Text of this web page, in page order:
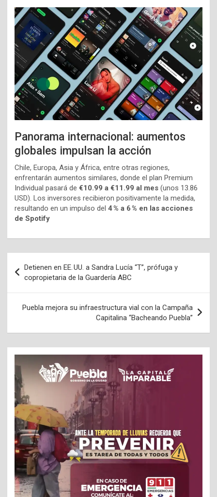
Panorama internacional: aumentos
globales impulsan la acción
Chile, Europa, Asia y África, entre otras regiones,
enfrentarán aumentos similares, donde el plan Premium
Individual pasará de €10.99 a €11.99 al mes (unos 13.86
USD). Los inversores recibieron positivamente la medida,
resultando en un impulso del 4 % a 6 % en las acciones
de Spotify
de
entradas
Detienen en EE. UU. a Sandra Lucía “T”, prófuga y
copropietaria de la Guardería ABC
Puebla mejora su infraestructura vial con la Campaña
Capitalina “Bacheando Puebla”